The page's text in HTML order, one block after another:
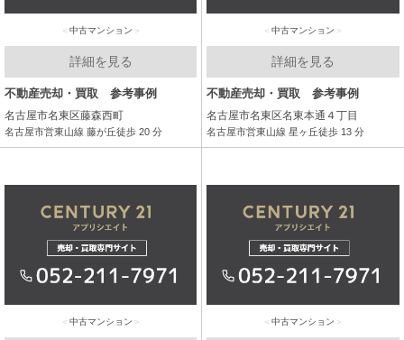
中古マンション
詳細を見る
不動産売却・買取 参考事例
名古屋市名東区藤森西町
名古屋市営東山線 藤が丘徒歩 20 分
中古マンション
詳細を見る
不動産売却・買取 参考事例
名古屋市名東区名東本通４丁目
名古屋市営東山線 星ヶ丘徒歩 13 分
中古マンション 中古マンション